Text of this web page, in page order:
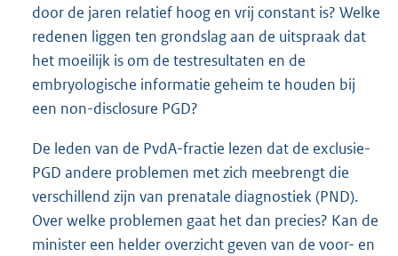
door de jaren relatief hoog en vrij constant is? Welke
redenen liggen ten grondslag aan de uitspraak dat
het moeilijk is om de testresultaten en de
embryologische informatie geheim te houden bij
een non-disclosure PGD?
De leden van de PvdA-fractie lezen dat de exclusie-
PGD andere problemen met zich meebrengt die
verschillend zijn van prenatale diagnostiek (PND).
Over welke problemen gaat het dan precies? Kan de
minister een helder overzicht geven van de voor- en